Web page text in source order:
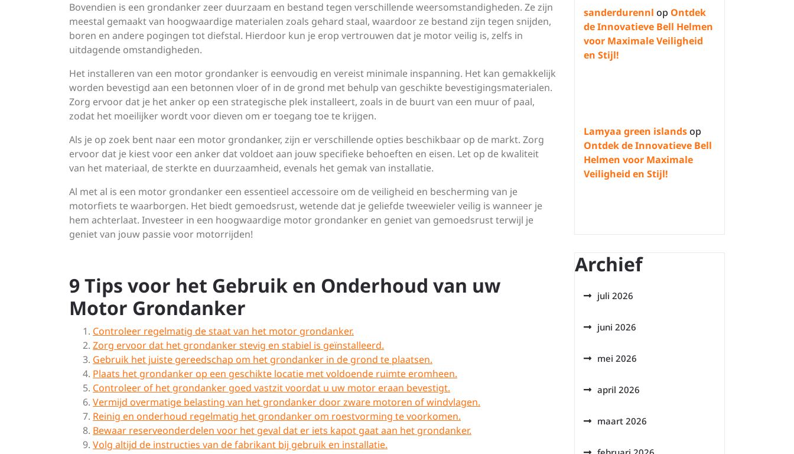
Bovendien is een grondanker zeer duurzaam en bestand tegen verschillende weersomstandigheden. Ze zijn
meestal gemaakt van hoogwaardige materialen zoals gehard staal, waardoor ze bestand zijn tegen snijden,
boren en andere pogingen tot diefstal. Hierdoor kun je erop vertrouwen dat je motor veilig is, zelfs in
uitdagende omstandigheden.
Het installeren van een motor grondanker is eenvoudig en vereist minimale inspanning. Het kan gemakkelijk
worden bevestigd aan een betonnen vloer of in de grond met behulp van geschikte bevestigingsmaterialen.
Zorg ervoor dat je het anker op een strategische plek installeert, zoals in de buurt van een muur of paal,
zodat het moeilijker wordt voor dieven om er toegang toe te krijgen.
Als je op zoek bent naar een motor grondanker, zijn er verschillende opties beschikbaar op de markt. Zorg
ervoor dat je kiest voor een anker dat voldoet aan jouw specifieke behoeften en eisen. Let op de kwaliteit
van het materiaal, de sterkte en duurzaamheid, evenals het gemak van installatie.
Al met al is een motor grondanker een essentieel accessoire om de veiligheid en bescherming van je
motorfiets te waarborgen. Het biedt gemoedsrust, wetende dat je geliefde tweewieler veilig is wanneer je
hem achterlaat. Investeer in een hoogwaardige motor grondanker en geniet van gemoedsrust terwijl je
geniet van jouw passie voor motorrijden!
9 Tips voor het Gebruik en Onderhoud van uw
Motor Grondanker
Controleer regelmatig de staat van het motor grondanker.
Zorg ervoor dat het grondanker stevig en stabiel is geïnstalleerd.
Gebruik het juiste gereedschap om het grondanker in de grond te plaatsen.
Plaats het grondanker op een geschikte locatie met voldoende ruimte eromheen.
Controleer of het grondanker goed vastzit voordat u uw motor eraan bevestigt.
Vermijd overmatige belasting van het grondanker door zware motoren of windvlagen.
Reinig en onderhoud regelmatig het grondanker om roestvorming te voorkomen.
Bewaar reserveonderdelen voor het geval dat er iets kapot gaat aan het grondanker.
Volg altijd de instructies van de fabrikant bij gebruik en installatie.
sanderdurennl op Ontdek
de Innovatieve Bell Helmen
voor Maximale Veiligheid
en Stijl!
Lamyaa green islandsop
Ontdek de Innovatieve Bell
Helmen voor Maximale
Veiligheid en Stijl!
Archief
juli 2026
juni 2026
mei 2026
april 2026
maart 2026